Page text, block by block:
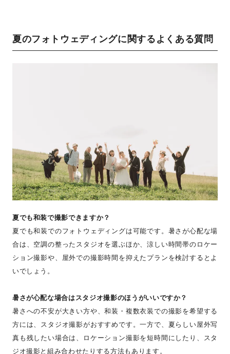
夏のフォトウェディングに関するよくある質問
夏でも和装で撮影できますか？
夏でも和装でのフォトウェディングは可能です。暑さが心配な場
合は、空調の整ったスタジオを選ぶほか、涼しい時間帯のロケー
ション撮影や、屋外での撮影時間を抑えたプランを検討するとよ
いでしょう。
暑さが心配な場合はスタジオ撮影のほうがいいですか？
暑さへの不安が大きい方や、和装・複数衣装での撮影を希望する
方には、スタジオ撮影がおすすめです。一方で、夏らしい屋外写
真も残したい場合は、ロケーション撮影を短時間にしたり、スタ
ジオ撮影と組み合わせたりする方法もあります。